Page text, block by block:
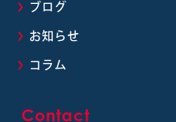
ブログ
お知らせ
コラム
Contact